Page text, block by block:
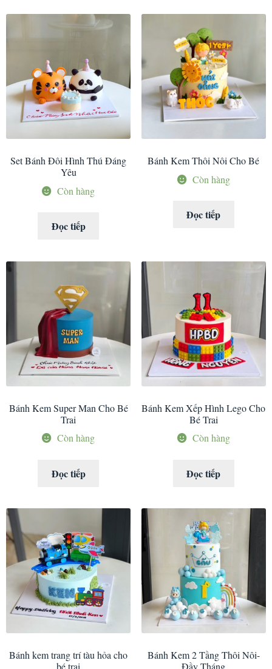
Set Bánh Đôi Hình Thú Đáng
Yêu
Còn hàng
Đọc tiếp
Bánh Kem Thôi Nôi Cho Bé
Còn hàng
Đọc tiếp
Bánh Kem Super Man Cho Bé
Trai
Còn hàng
Đọc tiếp
Bánh Kem Xếp Hình Lego Cho
Bé Trai
Còn hàng
Đọc tiếp
Bánh kem trang trí tàu hỏa cho
bé trai
Bánh Kem 2 Tầng Thôi Nôi-
Đầy Tháng